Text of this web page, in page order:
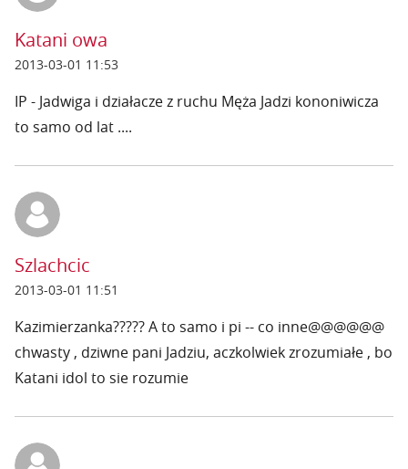
Katani owa
2013-03-01 11:53
IP - Jadwiga i działacze z ruchu Męża Jadzi kononiwicza
to samo od lat ....
Szlachcic
2013-03-01 11:51
Kazimierzanka????? A to samo i pi -- co inne@@@@@@
chwasty , dziwne pani Jadziu, aczkolwiek zrozumiałe , bo
Katani idol to sie rozumie